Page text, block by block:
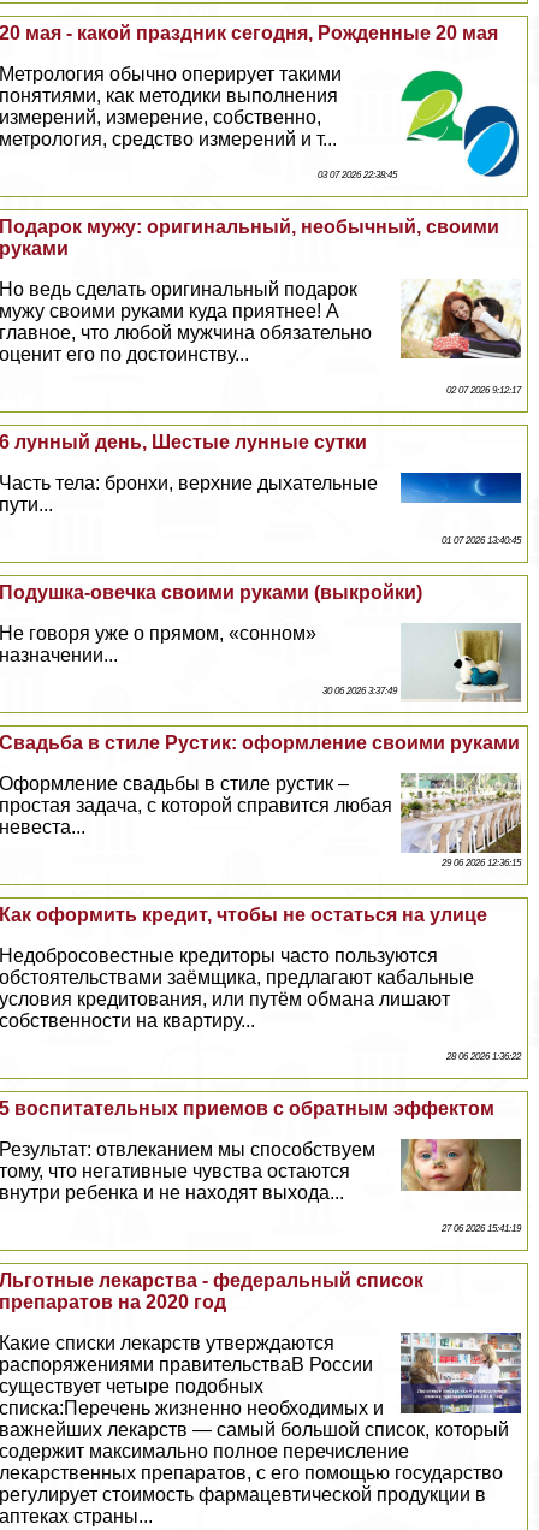
20 мая - какой праздник сегодня, Рожденные 20 мая
Метрология обычно оперирует такими
понятиями, как методики выполнения
измерений, измерение, собственно,
метрология, средство измерений и т...
03 07 2026 22:38:45
Подарок мужу: оригинальный, необычный, своими
руками
Но ведь сделать оригинальный подарок
мужу своими руками куда приятнее! А
главное, что любой мужчина обязательно
оценит его по достоинству...
02 07 2026 9:12:17
6 лунный день, Шестые лунные сутки
Часть тела: бронхи, верхние дыхательные
пути...
01 07 2026 13:40:45
Подушка-овечка своими руками (выкройки)
Не говоря уже о прямом, «сонном»
назначении...
30 06 2026 3:37:49
Свадьба в стиле Рустик: оформление своими руками
Оформление свадьбы в стиле рустик –
простая задача, с которой справится любая
невеста...
29 06 2026 12:36:15
Как оформить кредит, чтобы не остаться на улице
Недобросовестные кредиторы часто пользуются
обстоятельствами заёмщика, предлагают кабальные
условия кредитования, или путём обмана лишают
собственности на квартиру...
28 06 2026 1:36:22
5 воспитательных приемов с обратным эффектом
Результат: отвлеканием мы способствуем
тому, что негативные чувства остаются
внутри ребенка и не находят выхода...
27 06 2026 15:41:19
Льготные лекарства - федеральный список
препаратов на 2020 год
Какие списки лекарств утверждаются
распоряжениями правительстваВ России
существует четыре подобных
списка:Перечень жизненно необходимых и
важнейших лекарств — самый большой список, который
содержит максимально полное перечисление
лекарственных препаратов, с его помощью государство
регулирует стоимость фармацевтической продукции в
аптеках страны...